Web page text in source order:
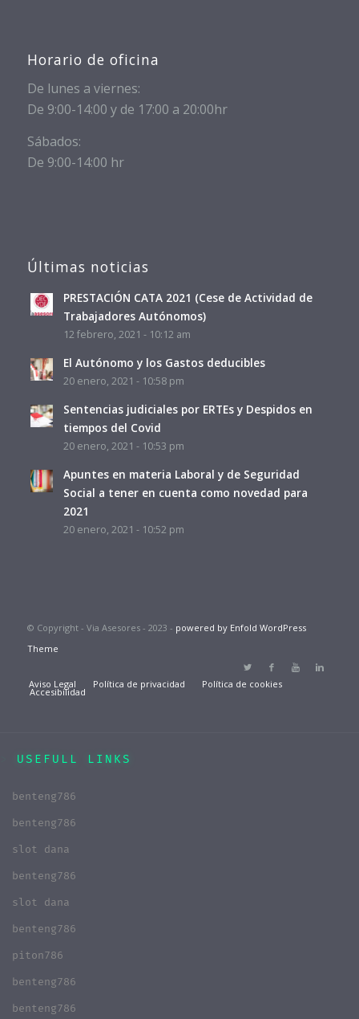
Horario de oficina
De lunes a viernes:
De 9:00-14:00 y de 17:00 a 20:00hr
Sábados:
De 9:00-14:00 hr
Últimas noticias
PRESTACIÓN CATA 2021 (Cese de Actividad de
Trabajadores Autónomos)
12 febrero, 2021 - 10:12 am
El Autónomo y los Gastos deducibles
20 enero, 2021 - 10:58 pm
Sentencias judiciales por ERTEs y Despidos en
tiempos del Covid
20 enero, 2021 - 10:53 pm
Apuntes en materia Laboral y de Seguridad
Social a tener en cuenta como novedad para
2021
20 enero, 2021 - 10:52 pm
© Copyright - Via Asesores - 2023 - powered by Enfold WordPress
Theme
Aviso Legal Política de privacidad Política de cookies
Accesibilidad
USEFULL LINKS
benteng786
benteng786
slot dana
benteng786
slot dana
benteng786
piton786
benteng786
benteng786